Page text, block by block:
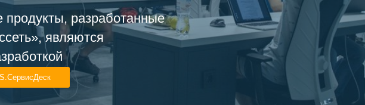
разработанные
являются